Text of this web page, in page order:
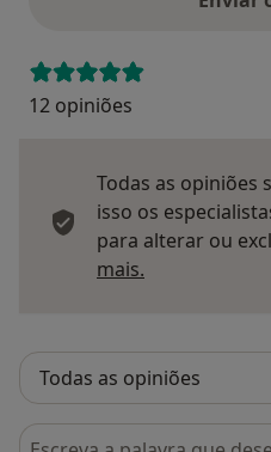
12 opiniões
Todas as opiniões
isso os
para alterar ou
mais.
Pesquisar em opiniões